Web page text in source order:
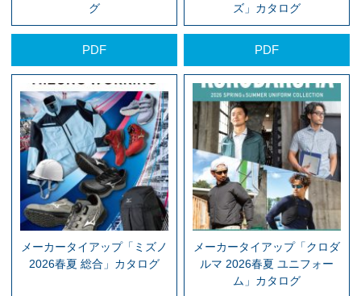
グ
PDF
ズ」カタログ
PDF
メーカータイアップ「ミズノ
2026春夏 総合」カタログ
メーカータイアップ「クロダ
ルマ 2026春夏 ユニフォー
ム」カタログ